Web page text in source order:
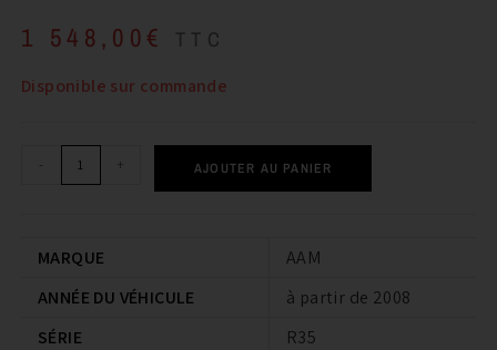
1 548,00 € TTC
Disponible sur commande
- + AJOUTER AU PANIER
MARQUE
AAM
ANNÉE DU VÉHICULE
à partir de 2008
SÉRIE
R35